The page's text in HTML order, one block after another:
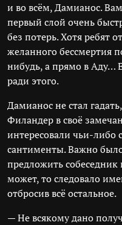
и во всём, Дамианос.
первый слой очень
без потерь. Хотя ребят
желанного бессмертия
нибудь, а прямо в Аду…
ради этого.
Дамианос не стал
Филандер в своё
интересовали чьи-
сантименты. Важно
предложить собеседник
может, то следовало
отбросив всё остальное.
— Не всякому дано